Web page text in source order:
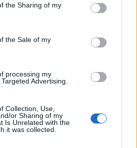
en el botón "Privacidad" en la
web.
app uses one or more Google
and store information including but
usage behaviour. You may click to
specified purposes in below Google
the Sharing of my
the Sale of my
processing my
Advertising.
Collection, Use,
or Sharing of my
Is Unrelated with the
it was collected.
Globalcaja, Universidad de
Pub Los Clásicos,
Ayuntamiento de
Media, Europa Press,
Cuenca, Museo
La Mancha, Patronato Gil
Radio 3 RNE y Autoprima